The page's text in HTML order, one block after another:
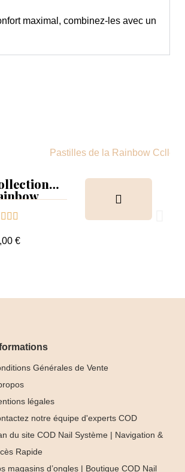
maximal, combinez-les avec un
  
€
Générales de Vente
légales
notre équipe d'experts COD
du site COD Nail Système | Navigation &
Rapide
magasins d’ongles | Boutique COD Nail